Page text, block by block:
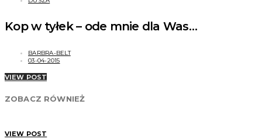
Kop w tyłek – ode mnie dla Was…
BARBRA-BELT
03-04-2015
VIEW POST
ZOBACZ RÓWNIEŻ
VIEW POST